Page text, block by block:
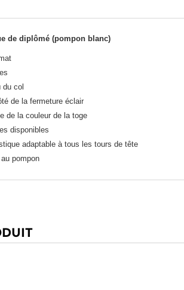
de diplômé (pompon blanc)
col
de la fermeture éclair
de la couleur de la toge
disponibles
adaptable à tous les tours de tête
pompon